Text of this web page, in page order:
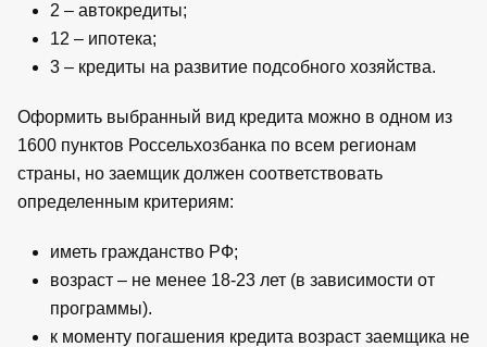
2 – автокредиты;
12 – ипотека;
3 – кредиты на развитие подсобного хозяйства.
Оформить выбранный вид кредита можно в одном из
1600 пунктов Россельхозбанка по всем регионам
страны, но заемщик должен соответствовать
определенным критериям:
иметь гражданство РФ;
возраст – не менее 18-23 лет (в зависимости от
программы).
к моменту погашения кредита возраст заемщика не